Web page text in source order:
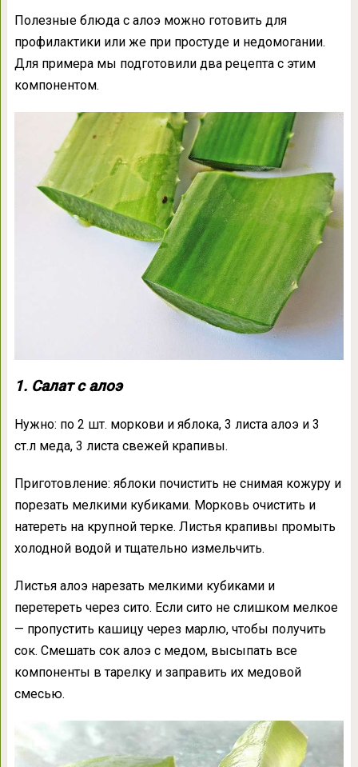
Полезные блюда с алоэ можно готовить для
профилактики или же при простуде и недомогании.
Для примера мы подготовили два рецепта с этим
компонентом.
1. Салат с алоэ
Нужно: по 2 шт. моркови и яблока, 3 листа алоэ и 3
ст.л меда, 3 листа свежей крапивы.
Приготовление: яблоки почистить не снимая кожуру и
порезать мелкими кубиками. Морковь очистить и
натереть на крупной терке. Листья крапивы промыть
холодной водой и тщательно измельчить.
Листья алоэ нарезать мелкими кубиками и
перетереть через сито. Если сито не слишком мелкое
— пропустить кашицу через марлю, чтобы получить
сок. Смешать сок алоэ с медом, высыпать все
компоненты в тарелку и заправить их медовой
смесью.